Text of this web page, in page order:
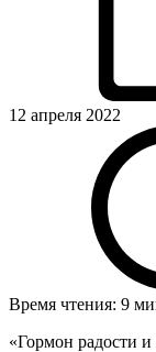
12 апреля 2022
Время чтения: 9
«Гормон радости